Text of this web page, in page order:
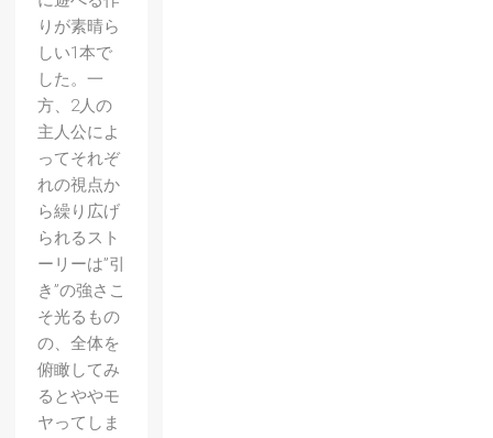
りが素晴ら
しい1本で
した。一
方、2人の
主人公によ
ってそれぞ
れの視点か
ら繰り広げ
られるスト
ーリーは”引
き”の強さこ
そ光るもの
の、全体を
俯瞰してみ
るとややモ
ヤってしま